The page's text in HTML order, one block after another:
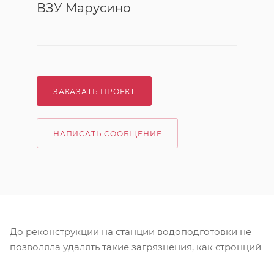
ВЗУ Марусино
ЗАКАЗАТЬ ПРОЕКТ
НАПИСАТЬ СООБЩЕНИЕ
До реконструкции на станции водоподготовки не
позволяла удалять такие загрязнения, как стронций